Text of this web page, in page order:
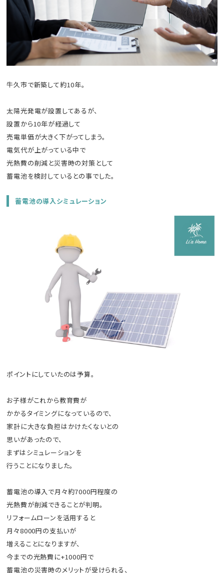
牛久市で新築して約10年。
太陽光発電が設置してあるが、
設置から10年が経過して
売電単価が大きく下がってしまう。
電気代が上がっている中で
光熱費の削減と災害時の対策として
蓄電池を検討しているとの事でした。
蓄電池の導入シミュレーション
ポイントにしていたのは予算。
お子様がこれから教育費が
かかるタイミングになっているので、
家計に大きな負担はかけたくないとの
思いがあったので、
まずはシミュレーションを
行うことになりました。
蓄電池の導入で月々約7000円程度の
光熱費が削減できることが判明。
リフォームローンを活用すると
月々8000円の支払いが
増えることになりますが、
今までの光熱費に+1000円で
蓄電池の災害時のメリットが受けられる、